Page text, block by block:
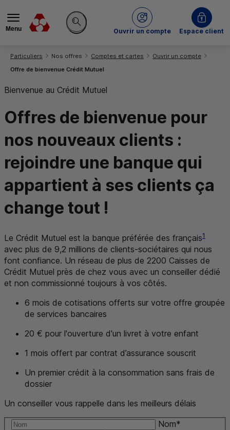
Menu
Rechercher sur le site
Ouvrir un compte
du Crédit MutuelEspace client
Vous êtes ici:
Particuliers Nos offres Comptes et cartes
Ouvrir un compte
Offre de bienvenue Crédit Mutuel
Bienvenue au Crédit Mutuel
Offres de bienvenue pour
nos nouveaux clients :
rejoindre une banque qui
appartient à ses clients ça
change tout !
Le Crédit Mutuel est la banque préférée des français1
avec plus de 9,2 millions de clients-sociétaires qui nous
font confiance. Un réseau de plus de 2200 Caisses de
Crédit Mutuel près de chez vous avec un conseiller dédié
et non commissionné toujours à vos côtés.
6 mois de cotisations offerts sur votre offre groupée
de services bancaires
20 € pour l'ouverture d'un livret à votre enfant
1 mois offert par contrat d’assurance souscrit
Un premier crédit à la consommation sans frais de
dossier
Un conseiller vous rappelle dans les meilleurs délais
Nom*